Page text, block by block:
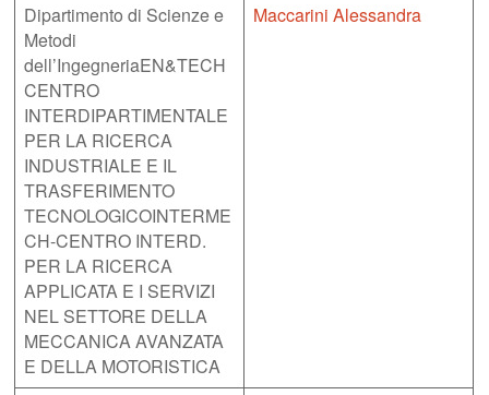
Dipartimento di Scienze e
Metodi
dell’IngegneriaEN&TECH
CENTRO
INTERDIPARTIMENTALE
PER LA RICERCA
INDUSTRIALE E IL
TRASFERIMENTO
TECNOLOGICOINTERME
CH-CENTRO INTERD.
PER LA RICERCA
APPLICATA E I SERVIZI
NEL SETTORE DELLA
MECCANICA AVANZATA
E DELLA MOTORISTICA
Maccarini Alessandra